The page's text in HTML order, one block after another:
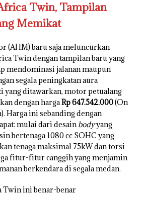
Twin, Tampilan
Memikat
(AHM) baru saja meluncurkan
Twin dengan tampilan baru yang
mendominasi jalanan maupun
segala peningkatan aura
yang ditawarkan, motor petualang
dengan hargaRp 647.542.000(On
Harga ini sebanding dengan
mulai dari desainbodyyang
bertenaga 1080 cc SOHC yang
tenaga maksimal 75kW dan torsi
fitur-fitur canggih yang menjamin
berkendara di segala medan.
Twin ini benar-benar